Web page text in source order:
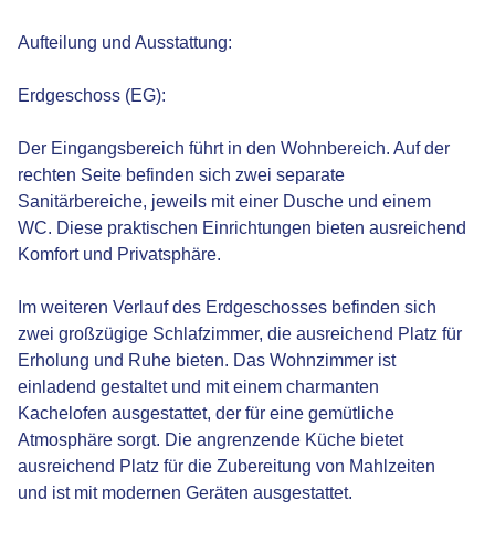
Aufteilung und Ausstattung:
Erdgeschoss (EG):
Der Eingangsbereich führt in den Wohnbereich. Auf der
rechten Seite befinden sich zwei separate
Sanitärbereiche, jeweils mit einer Dusche und einem
WC. Diese praktischen Einrichtungen bieten ausreichend
Komfort und Privatsphäre.
Im weiteren Verlauf des Erdgeschosses befinden sich
zwei großzügige Schlafzimmer, die ausreichend Platz für
Erholung und Ruhe bieten. Das Wohnzimmer ist
einladend gestaltet und mit einem charmanten
Kachelofen ausgestattet, der für eine gemütliche
Atmosphäre sorgt. Die angrenzende Küche bietet
ausreichend Platz für die Zubereitung von Mahlzeiten
und ist mit modernen Geräten ausgestattet.